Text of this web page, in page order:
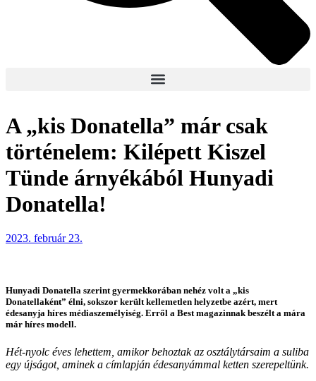
A „kis Donatella” már csak
történelem: Kilépett Kiszel
Tünde árnyékából Hunyadi
Donatella!
2023. február 23.
Hunyadi Donatella szerint gyermekkorában nehéz volt a „kis
Donatellaként” élni, sokszor került kellemetlen helyzetbe azért, mert
édesanyja híres médiaszemélyiség. Erről a Best magazinnak beszélt a mára
már híres modell.
Hét-nyolc éves lehettem, amikor behoztak az osztálytársaim a suliba
egy újságot, aminek a címlapján édesanyámmal ketten szerepeltünk.